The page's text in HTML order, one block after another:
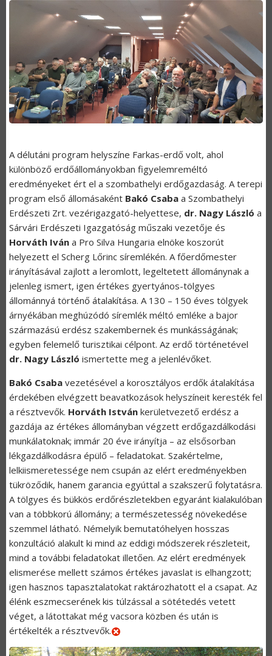
A délutáni program helyszíne Farkas-erdő volt, ahol
különböző erdőállományokban figyelemreméltó
eredményeket ért el a szombathelyi erdőgazdaság. A terepi
program első állomásaként Bakó Csaba a Szombathelyi
Erdészeti Zrt. vezérigazgató-helyettese, dr. Nagy László a
Sárvári Erdészeti Igazgatóság műszaki vezetője és
Horváth Iván a Pro Silva Hungaria elnöke koszorút
helyezett el Scherg Lőrinc síremlékén. A főerdőmester
irányításával zajlott a leromlott, legeltetett állománynak a
jelenleg ismert, igen értékes gyertyános-tölgyes
állománnyá történő átalakítása. A 130 – 150 éves tölgyek
árnyékában meghúzódó síremlék méltó emléke a bajor
származású erdész szakembernek és munkásságának;
egyben felemelő turisztikai célpont. Az erdő történetével
dr. Nagy László ismertette meg a jelenlévőket.
Bakó Csaba vezetésével a korosztályos erdők átalakítása
érdekében elvégzett beavatkozások helyszíneit keresték fel
a résztvevők. Horváth István kerületvezető erdész a
gazdája az értékes állományban végzett erdőgazdálkodási
munkálatoknak; immár 20 éve irányítja – az elsősorban
lékgazdálkodásra épülő – feladatokat. Szakértelme,
lelkiismeretessége nem csupán az elért eredményekben
tükröződik, hanem garancia egyúttal a szakszerű folytatásra.
A tölgyes és bükkös erdőrészletekben egyaránt kialakulóban
van a többkorú állomány; a természetesség növekedése
szemmel látható. Némelyik bemutatóhelyen hosszas
konzultáció alakult ki mind az eddigi módszerek részleteit,
mind a további feladatokat illetően. Az elért eredmények
elismerése mellett számos értékes javaslat is elhangzott;
igen hasznos tapasztalatokat raktározhatott el a csapat. Az
élénk eszmecserének kis túlzással a sötétedés vetett
véget, a látottakat még vacsora közben és után is
értékelték a résztvevők.